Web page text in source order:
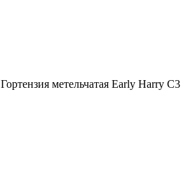
Гортензия метельчатая Early Harry C3